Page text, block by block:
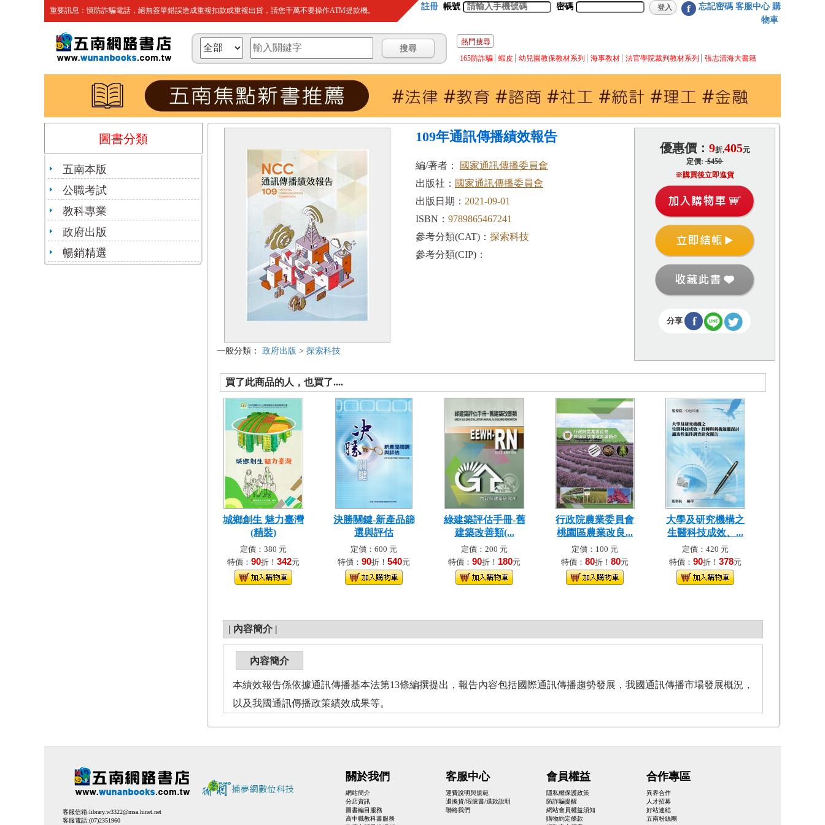
重要訊息：慎防詐騙電話，絕無簽單錯誤造成重複扣款或重複出貨，請您千萬不要操作ATM提款機。 註冊 帳號 密碼 f 忘記密碼 客服中心 購
物車
熱門搜尋
165防詐騙
蝦皮 幼兒園教保教材系列 海事教材 法官學院裁判教材系列 張志清海大書籍
圖書分類
五南本版
公職考試
教科專業
政府出版
暢銷精選
一般分類： 政府出版 > 探索科技
109年通訊傳播績效報告
編/著者：
國家通訊傳播委員會
出版社： 國家通訊傳播委員會
出版日期： 2021-09-01
ISBN： 9789865467241
參考分類(CAT)： 探索科技
參考分類(CIP)：
優惠價： 9折,405元
定價:$450
※購買後立即進貨
分享 f
買了此商品的人，也買了....
城鄉創生 魅力臺灣
(精裝)
定價：380 元
特價： 90折！ 342元
決勝關鍵-新產品篩
選與評估
定價：600 元
特價： 90折！ 540元
綠建築評估手冊-舊
建築改善類(...
定價：200 元
特價： 90折！ 180元
行政院農業委員會
桃園區農業改良...
定價：100 元
特價： 80折！ 80元
大學及研究機構之
生醫科技成效、...
定價：420 元
特價： 90折！ 378元
| 內容簡介 |
內容簡介
本績效報告係依據通訊傳播基本法第13條編撰提出，報告內容包括國際通訊傳播趨勢發展，我國通訊傳播市場發展概況，
以及我國通訊傳播政策績效成果等。
客服信箱:library.w3322@msa.hinet.net
客服電話:(07)2351960
關於我們
網站簡介
分店資訊
圖書編目服務
高中職教科書服務
客服中心
運費說明與規範
退換貨/瑕疵書/退款說明
聯絡我們
會員權益
隱私權保護政策
防詐騙提醒
網站會員權益須知
購物約定條款
合作專區
異界合作
人才招募
好站連結
五南粉絲團